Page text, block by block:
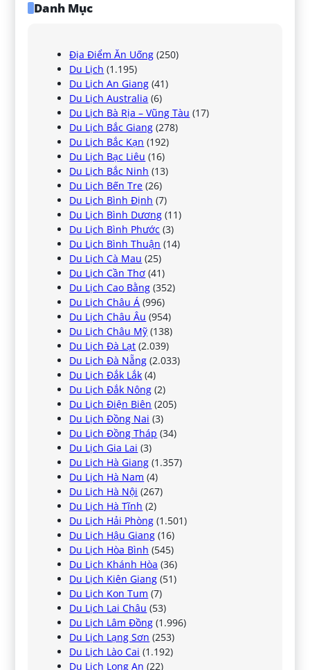
Danh Mục
Địa Điểm Ăn Uống (250)
Du Lịch (1.195)
Du Lịch An Giang (41)
Du Lịch Australia (6)
Du Lịch Bà Rịa – Vũng Tàu (17)
Du Lịch Bắc Giang (278)
Du Lịch Bắc Kạn (192)
Du Lịch Bạc Liêu (16)
Du Lịch Bắc Ninh (13)
Du Lịch Bến Tre (26)
Du Lịch Bình Định (7)
Du Lịch Bình Dương (11)
Du Lịch Bình Phước (3)
Du Lịch Bình Thuận (14)
Du Lịch Cà Mau (25)
Du Lịch Cần Thơ (41)
Du Lịch Cao Bằng (352)
Du Lịch Châu Á (996)
Du Lịch Châu Âu (954)
Du Lịch Châu Mỹ (138)
Du Lịch Đà Lạt (2.039)
Du Lịch Đà Nẵng (2.033)
Du Lịch Đắk Lắk (4)
Du Lịch Đắk Nông (2)
Du Lịch Điện Biên (205)
Du Lịch Đồng Nai (3)
Du Lịch Đồng Tháp (34)
Du Lịch Gia Lai (3)
Du Lịch Hà Giang (1.357)
Du Lịch Hà Nam (4)
Du Lịch Hà Nội (267)
Du Lịch Hà Tĩnh (2)
Du Lịch Hải Phòng (1.501)
Du Lịch Hậu Giang (16)
Du Lịch Hòa Bình (545)
Du Lịch Khánh Hòa (36)
Du Lịch Kiên Giang (51)
Du Lịch Kon Tum (7)
Du Lịch Lai Châu (53)
Du Lịch Lâm Đồng (1.996)
Du Lịch Lạng Sơn (253)
Du Lịch Lào Cai (1.192)
Du Lịch Long An (22)